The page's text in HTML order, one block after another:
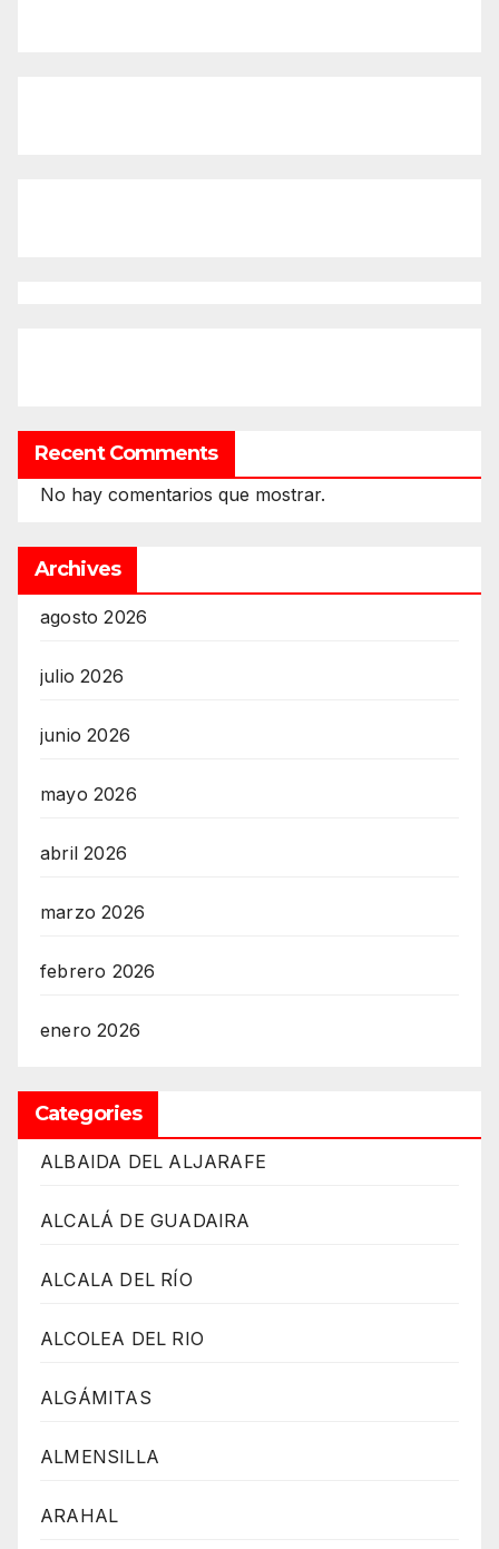
Recent Comments
No hay comentarios que mostrar.
Archives
agosto 2026
julio 2026
junio 2026
mayo 2026
abril 2026
marzo 2026
febrero 2026
enero 2026
Categories
ALBAIDA DEL ALJARAFE
ALCALÁ DE GUADAIRA
ALCALA DEL RÍO
ALCOLEA DEL RIO
ALGÁMITAS
ALMENSILLA
ARAHAL